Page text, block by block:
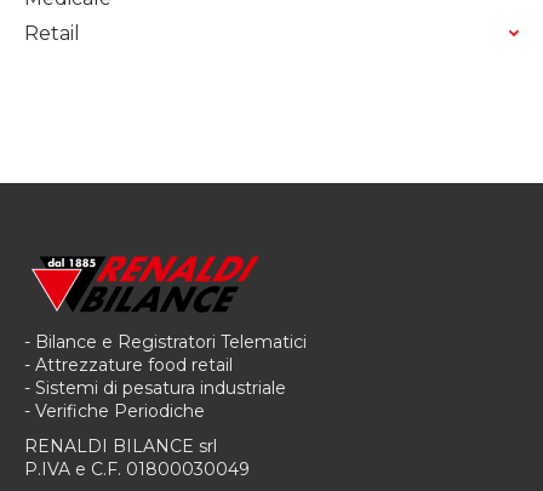
Retail
- Bilance e Registratori Telematici
- Attrezzature food retail
- Sistemi di pesatura industriale
- Verifiche Periodiche
RENALDI BILANCE srl
P.IVA e C.F. 01800030049